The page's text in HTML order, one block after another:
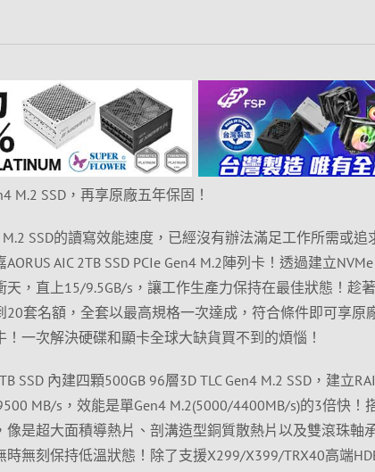
M.2 SSD，再享原廠五年保固！
M.2 SSD的讀寫效能速度，已經沒有辦法滿足工作所需或
AIC 2TB SSD PCIe Gen4 M.2陣列卡！透過建立
天，直上15/9.5GB/s，讓工作生產力保持在最佳狀態！趁
20套名額，全套以最高規格一次達成，符合條件即可享原
一次解決硬碟和顯卡全球大缺貨買不到的煩惱！
SSD 內建四顆500GB 96層3D TLC Gen4 M.2 SSD，建立
MB/s，效能是單Gen4 M.2(5000/4400MB/s)的3倍快！
像是超大面積導熱片、剖溝造型銅質散熱片以及雙滾珠軸
時無刻保持低溫狀態！除了支援X299/X399/TRX40高端